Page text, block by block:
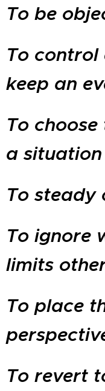
To be
To
keep an
To
a situation
To steady
To ignore
limits
To place
To revert